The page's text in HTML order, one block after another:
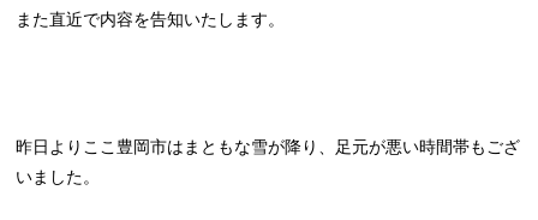
また直近で内容を告知いたします。
昨日よりここ豊岡市はまともな雪が降り、足元が悪い時間帯もござ
いました。